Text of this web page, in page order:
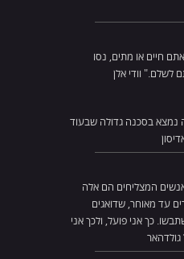
חיים או מתים, נסו
לשלם." וודי אלן
נמצא בסכנה גדולה שבעוד
המצליחים הם אלה
עד מאוחר, שדואגים
כך אני פועל, ולכך אני